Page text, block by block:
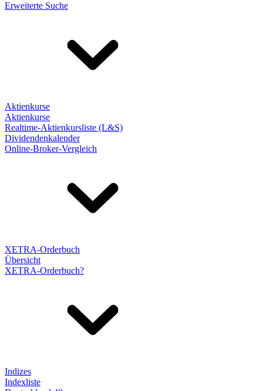
Erweiterte Suche
Aktienkurse
Aktienkurse
Realtime-Aktienkursliste (L&S)
Dividendenkalender
Online-Broker-Vergleich
XETRA-Orderbuch
Übersicht
XETRA-Orderbuch?
Indizes
Indexliste